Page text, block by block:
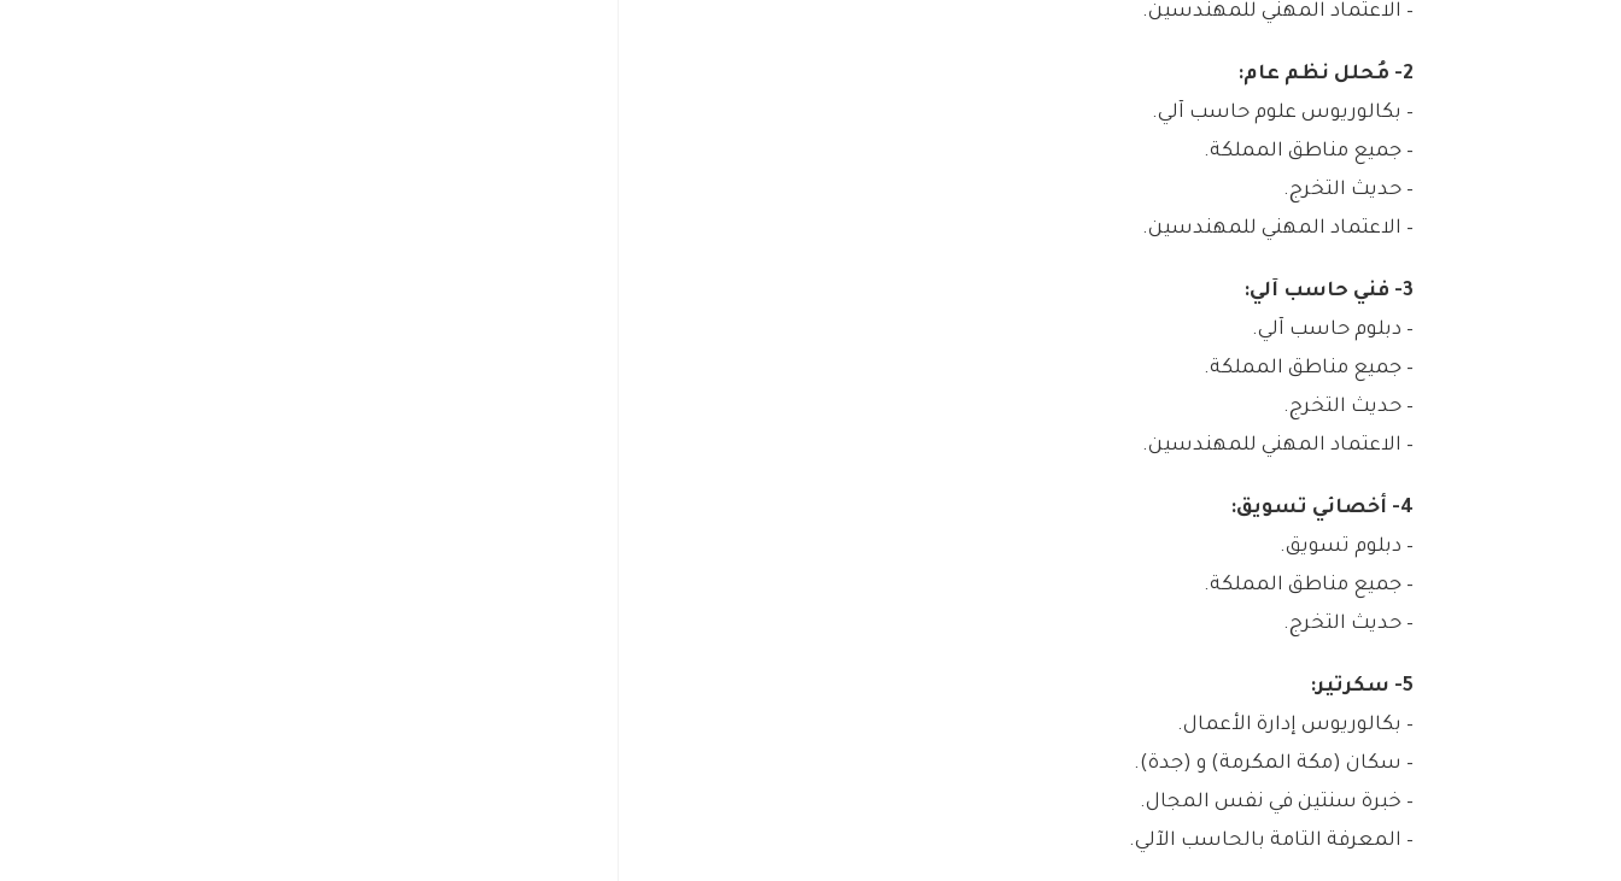
– الاعتماد المهني للمهندسين.
2- مُحلل نظم عام:
– بكالوريوس علوم حاسب آلي.
– جميع مناطق المملكة.
– حديث التخرج.
– الاعتماد المهني للمهندسين.
3- فني حاسب آلي:
– دبلوم حاسب آلي.
– جميع مناطق المملكة.
– حديث التخرج.
– الاعتماد المهني للمهندسين.
4- أخصائي تسويق:
– دبلوم تسويق.
– جميع مناطق المملكة.
– حديث التخرج.
5- سكرتير:
– بكالوريوس إدارة الأعمال.
– سكان (مكة المكرمة) و (جدة).
– خبرة سنتين في نفس المجال.
– المعرفة التامة بالحاسب الآلي.